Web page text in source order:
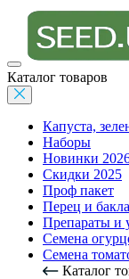
Каталог товаров
Капуста,
Наборы
Новинки
Скидки 2025
Проф пакет
Перец и
Препараты и
Семена
Семена
Каталог